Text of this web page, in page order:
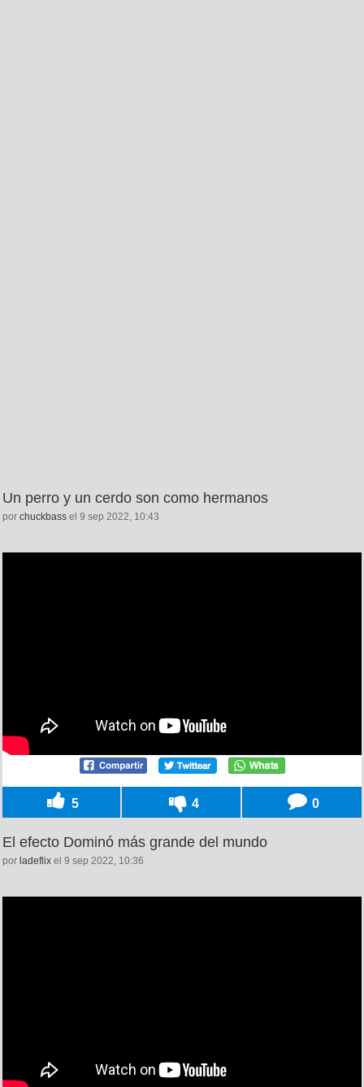
Un perro y un cerdo son como hermanos
por chuckbass el 9 sep 2022, 10:43
5 4 0
El efecto Dominó más grande del mundo
por ladeflix el 9 sep 2022, 10:36